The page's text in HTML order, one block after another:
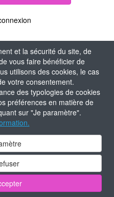
et la sécurité du site, de
vous faire bénéficier de
utilisons des cookies, le cas
votre consentement.
des typologies de cookies
préférences en matière de
sur "Je paramètre".